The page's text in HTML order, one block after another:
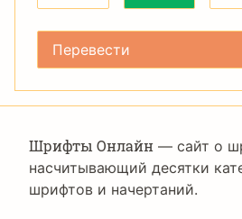
Шрифты Онлайн — сайт о
насчитывающий десятки
шрифтов и начертаний.